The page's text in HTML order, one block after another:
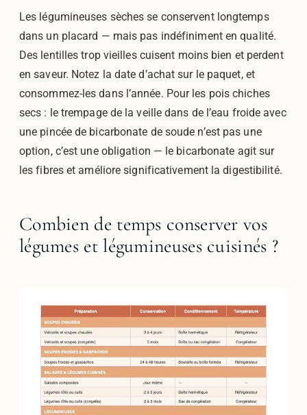
Les légumineuses sèches se conservent longtemps
dans un placard — mais pas indéfiniment en qualité.
Des lentilles trop vieilles cuisent moins bien et perdent
en saveur. Notez la date d’achat sur le paquet, et
consommez-les dans l’année. Pour les pois chiches
secs : le trempage de la veille dans de l’eau froide avec
une pincée de bicarbonate de soude n’est pas une
option, c’est une obligation — le bicarbonate agit sur
les fibres et améliore significativement la digestibilité.
Combien de temps conserver vos
légumes et légumineuses cuisinés ?